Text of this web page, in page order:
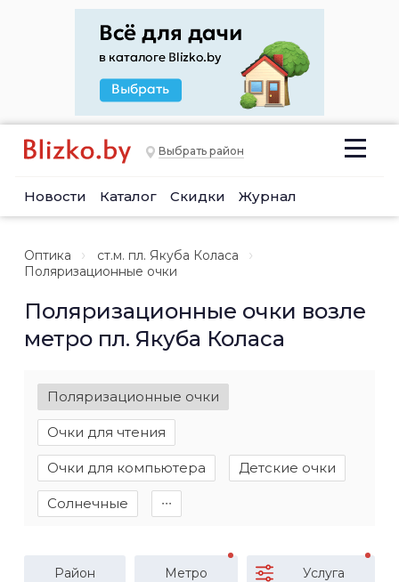
Выбрать район
Новости Каталог Скидки Журнал
Оптика
ст.м. пл. Якуба Коласа
Поляризационные очки
Поляризационные очки возле
метро пл. Якуба Коласа
Поляризационные очки
Очки для чтения
Очки для компьютера Детские очки
Солнечные ∙∙∙
Район Метро Услуга